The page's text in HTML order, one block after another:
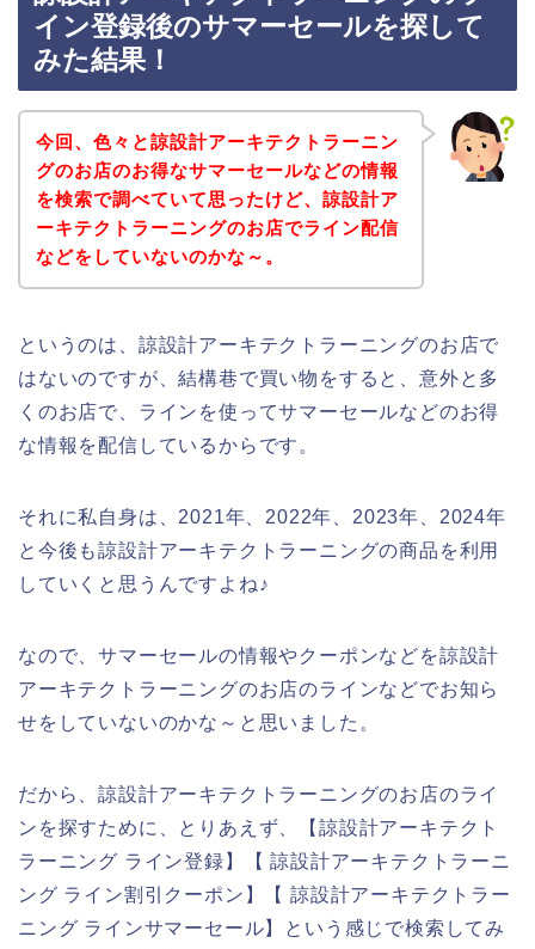
イン登録後のサマーセールを探して
みた結果！
今回、色々と諒設計アーキテクトラーニン
グのお店のお得なサマーセールなどの情報
を検索で調べていて思ったけど、諒設計ア
ーキテクトラーニングのお店でライン配信
などをしていないのかな～。
というのは、諒設計アーキテクトラーニングのお店で
はないのですが、結構巷で買い物をすると、意外と多
くのお店で、ラインを使ってサマーセールなどのお得
な情報を配信しているからです。
それに私自身は、2021年、2022年、2023年、2024年
と今後も諒設計アーキテクトラーニングの商品を利用
していくと思うんですよね♪
なので、サマーセールの情報やクーポンなどを諒設計
アーキテクトラーニングのお店のラインなどでお知ら
せをしていないのかな～と思いました。
だから、諒設計アーキテクトラーニングのお店のライ
ンを探すために、とりあえず、【諒設計アーキテクト
ラーニング ライン登録】【 諒設計アーキテクトラーニ
ング ライン割引クーポン】【 諒設計アーキテクトラー
ニング ラインサマーセール】という感じで検索してみ